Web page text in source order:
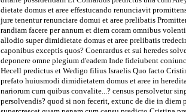
dietate domus et aree effestucando renunciavit
jure tenentur renunciare domui et aree prelibatis
randiam facere per annum et diem coram omnibus
allodio super dimidietate domus et aree prelibatis
caponibus exceptis quos? Coenrardus et sui heredes
deponere omne plegium d'eadem Inde fideiubent
Hecell predictus et Wedigo filius Israelis Quo facto
prefato huiusmodi dimidietatem domus et aree in
nariorum cum quibus convalite...? census persolvetur
persolvendis? quod si non fecerit, extunc de die in diem